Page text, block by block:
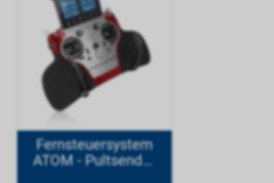
Fernsteuersystem
ATOM - Pultsender